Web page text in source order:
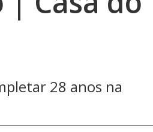
28 anos na